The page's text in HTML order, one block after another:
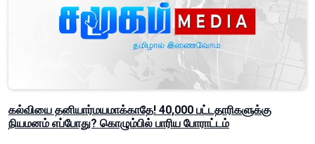
கல்வியை தனியார்மயமாக்காதே! 40,000 பட்டதாரிகளுக்கு
நியமனம் எப்போது? கொழும்பில் பாரிய போராட்டம்